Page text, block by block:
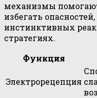
механизмы
избегать
инстинктивных
стратегиях.
Функция
Электрорецепция